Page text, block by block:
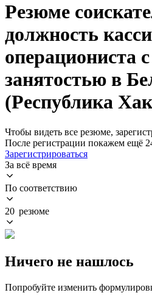
Резюме
должность
операциониста
занятостью в
(Республика
Чтобы видеть все резюме,
После регистрации покажем ещё
Зарегистрироваться
За всё время
По соответствию
20 резюме
Ничего не нашлось
Попробуйте изменить